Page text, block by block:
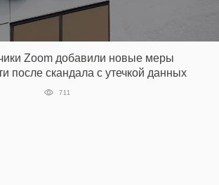
Zoom добавили новые меры
после скандала с утечкой данных
711